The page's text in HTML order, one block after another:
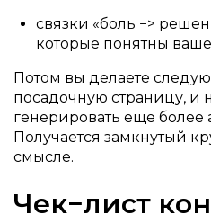
связки «боль −>
которые понятны
Потом вы делаете
посадочную страницу, и
генерировать еще более
Получается замкнутый
смысле.
Чек−лист